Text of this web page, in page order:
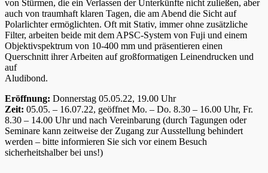
von Stürmen, die ein Verlassen der Unterkünfte nicht zuließen, aber
auch von traumhaft klaren Tagen, die am Abend die Sicht auf
Polarlichter ermöglichten. Oft mit Stativ, immer ohne zusätzliche
Filter, arbeiten beide mit dem APSC-System von Fuji und einem
Objektivspektrum von 10-400 mm und präsentieren einen
Querschnitt ihrer Arbeiten auf großformatigen Leinendrucken und
auf
Aludibond.
Eröffnung: Donnerstag 05.05.22, 19.00 Uhr
Zeit: 05.05. – 16.07.22, geöffnet Mo. – Do. 8.30 – 16.00 Uhr, Fr.
8.30 – 14.00 Uhr und nach Vereinbarung (durch Tagungen oder
Seminare kann zeitweise der Zugang zur Ausstellung behindert
werden – bitte informieren Sie sich vor einem Besuch
sicherheitshalber bei uns!)